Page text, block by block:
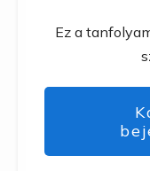
Ez a